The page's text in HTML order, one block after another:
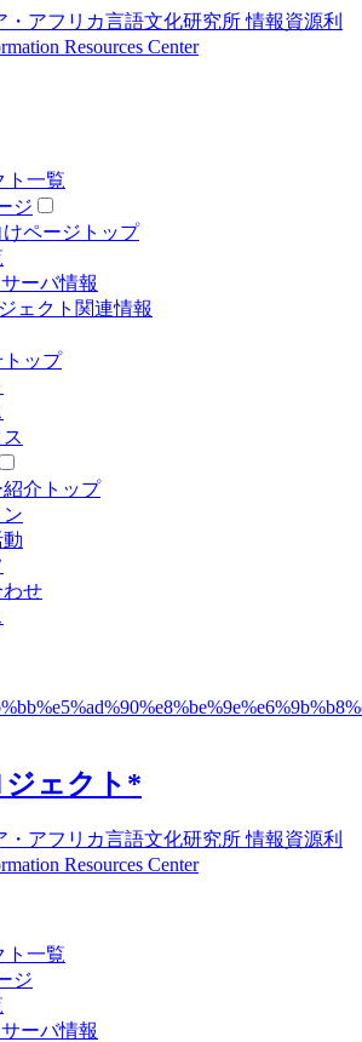
アフリカ言語文化研究所 情報資源利
Resources Center
ト一覧
ジ
ページトップ
サーバ情報
ェクト関連情報
ップ
介トップ
ン
わせ
ジェクト*
アフリカ言語文化研究所 情報資源利
Resources Center
ト一覧
ジ
サーバ情報